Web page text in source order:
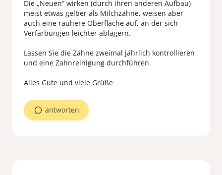
Die „Neuen“ wirken (durch ihren anderen Aufbau)
meist etwas gelber als Milchzähne, weisen aber
auch eine rauhere Oberfläche auf, an der sich
Verfärbungen leichter ablagern.
Lassen Sie die Zähne zweimal jährlich kontrollieren
und eine Zahnreinigung durchführen.
Alles Gute und viele Grüße
antworten